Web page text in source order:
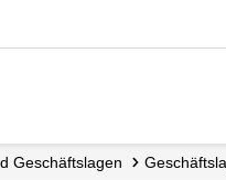
Geschäftslagen